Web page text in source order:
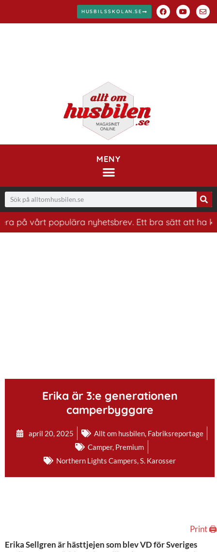
HUSBILSSKOLAN.SE
MENY
vårt populära nyhetsbrev. Ett bra sätt att ha koll
Erika är 3:e generationen
camperbyggare
april 20, 2025 Allt om husbilen, Fabriksreportage
Camper, Premium
Northern Lights Campers,S. Karosser
Print 🖨
Erika Sellgren är hästtjejen som blev VD för Sveriges